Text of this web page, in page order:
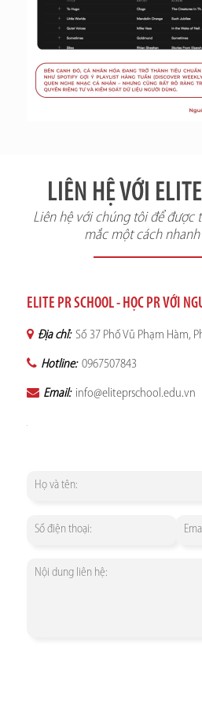
LIÊN HỆ VỚI
Liên hệ với chúng tôi để được
mắc một cách
ELITE PR SCHOOL - HỌC PR VỚI
Địa chỉ: Số 37 Phố Vũ Phạm Hàm,
Hotline: 0967507843
Email: info@eliteprschool.edu.vn